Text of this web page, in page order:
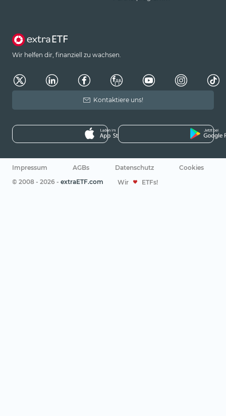
Wir helfen dir, finanziell zu wachsen.
Kontaktiere uns!
Impressum AGBs Datenschutz
Cookies
© 2008 - 2026 - extraETF.com Wir ETFs!